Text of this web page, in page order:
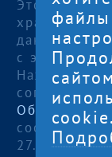
Этот сайт
хранения
данный
с этими
Нажимая
согласие на
Обработку
27.07.2006
файлы
cookie.